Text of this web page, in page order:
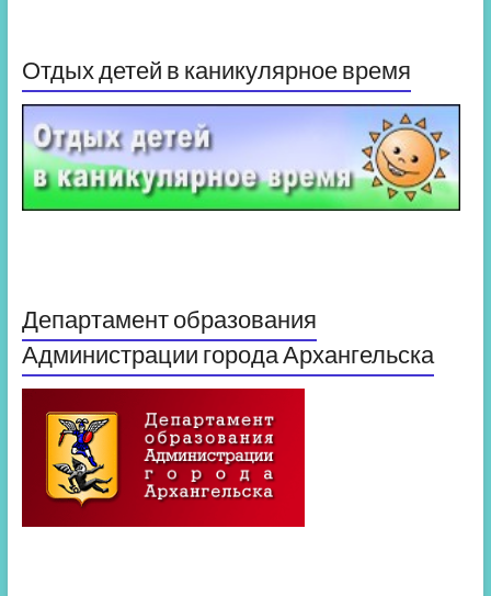
Отдых детей в каникулярное время
Департамент образования
Администрации города Архангельска